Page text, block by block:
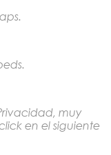
muy
en el siguiente